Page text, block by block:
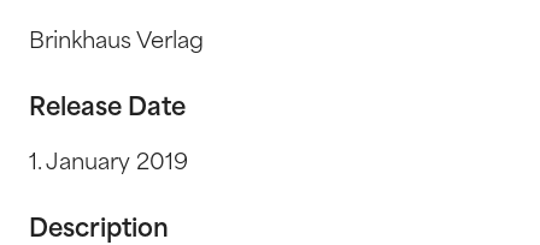
Brinkhaus Verlag
Release Date
1. January 2019
Description